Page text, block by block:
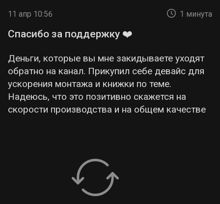
11 апр 10:56 1 минута
Спасибо за поддержку ❤️
Деньги, которые вы мне закидываете уходят
обратно на канал. Прикупил себе девайс для
ускорения монтажа и книжки по теме.
Надеюсь, что это позитивно скажется на
скорости производства и на общем качестве